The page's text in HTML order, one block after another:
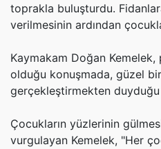
toprakla buluşturdu.
verilmesinin ardından
Kaymakam Doğan Kemelek,
olduğu konuşmada, güzel
gerçekleştirmekten
Çocukların yüzlerinin
vurgulayan Kemelek, "Her